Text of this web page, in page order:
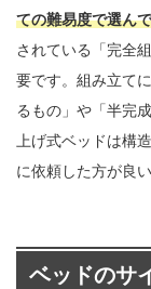
ての難易度で選ん
されている「完全
要です。組み立て
るもの」や「半完
上げ式ベッドは構
に依頼した方が良い
ベッドのサ